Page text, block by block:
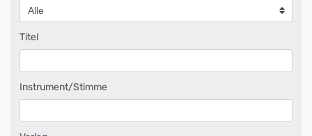
Titel
Instrument/Stimme